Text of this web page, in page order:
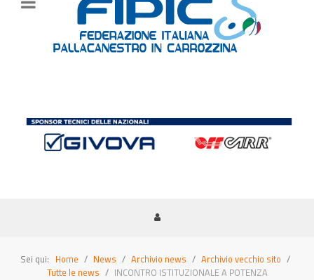
Sei qui: Home News Archivio news
Archivio vecchio sito
Tutte le news
INCONTRO ISTITUZIONALE A POTENZA